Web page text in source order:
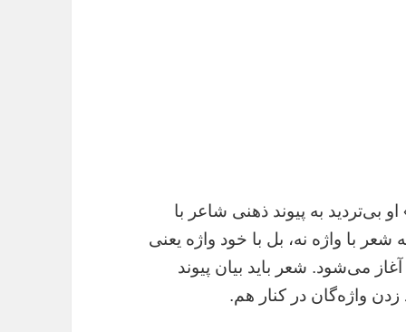
او بی‌تردید به پیوند ذهنی شاعر با
با واژه نه، بل با خود واژه یعنی
می‌شود. شعر باید بیان پیوند
واژه‌گان در کنار هم.